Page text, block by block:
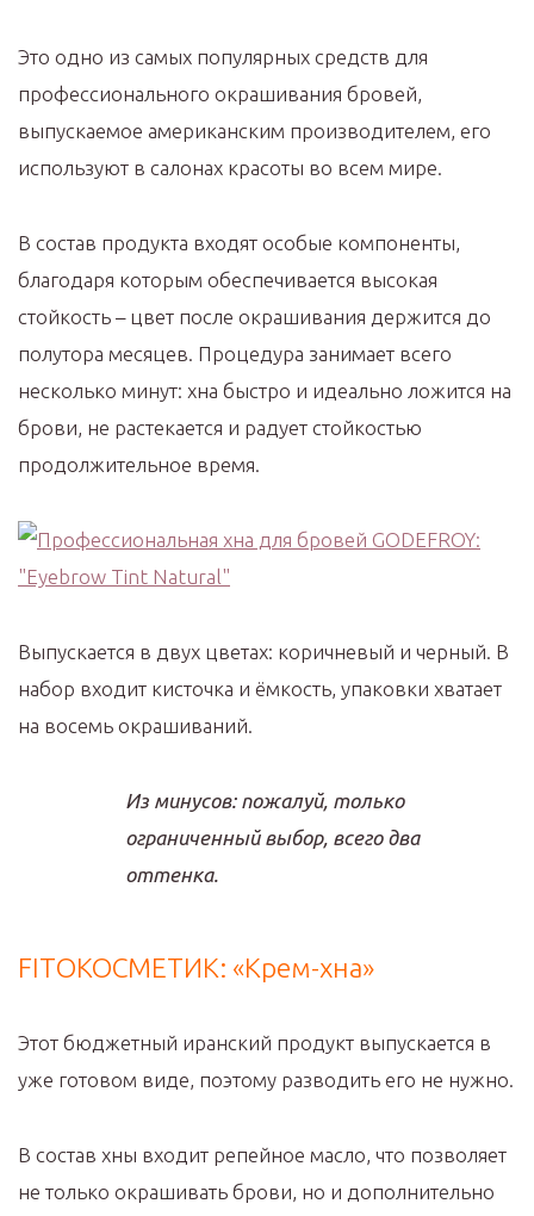
Это одно из самых популярных средств для
профессионального окрашивания бровей,
выпускаемое американским производителем, его
используют в салонах красоты во всем мире.
В состав продукта входят особые компоненты,
благодаря которым обеспечивается высокая
стойкость – цвет после окрашивания держится до
полутора месяцев. Процедура занимает всего
несколько минут: хна быстро и идеально ложится на
брови, не растекается и радует стойкостью
продолжительное время.
Выпускается в двух цветах: коричневый и черный. В
набор входит кисточка и ёмкость, упаковки хватает
на восемь окрашиваний.
Из минусов: пожалуй, только
ограниченный выбор, всего два
оттенка.
FITOКОСМЕТИК: «Крем-хна»
Этот бюджетный иранский продукт выпускается в
уже готовом виде, поэтому разводить его не нужно.
В состав хны входит репейное масло, что позволяет
не только окрашивать брови, но и дополнительно